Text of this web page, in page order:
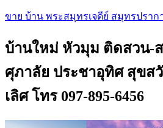
ขาย บ้าน พระสมุทรเจดีย์ สมุทรปราก
บ้านใหม่ หัวมุม ติดสวน-
ศุภาลัย ประชาอุทิศ สุขส
เลิศ โทร 097-895-6456